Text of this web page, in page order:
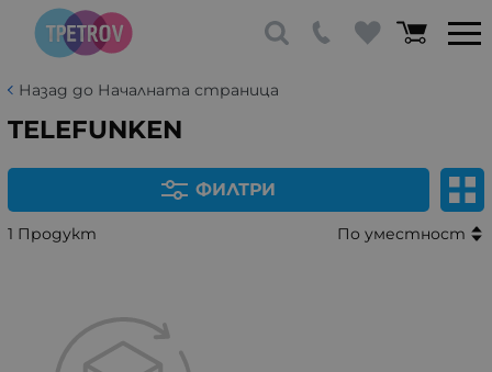
Назад до Началната страница
TELEFUNKEN
ФИЛТРИ
1 Продукт По уместност